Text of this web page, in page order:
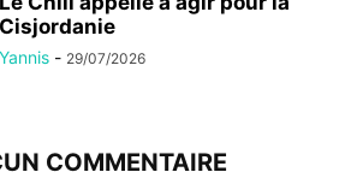
Cisjordanie
Yannis - 29/07/2026
COMMENTAIRE